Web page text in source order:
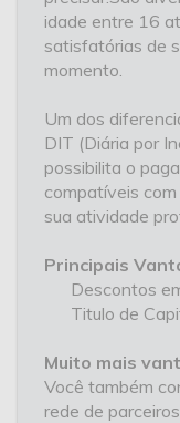
idade entre 16
satisfatórias de
momento.
Um dos
DIT (Diária por
possibilita o
compatíveis
sua atividade
Principais
Descontos
Titulo de
Muito mais
Você também
rede de